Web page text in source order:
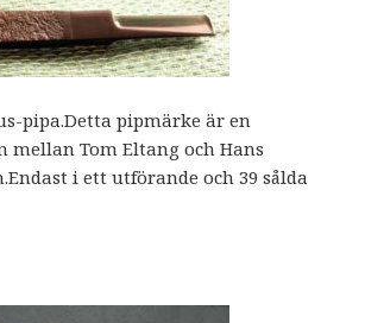
pipa.Detta pipmärke är en
mellan Tom Eltang och Hans
i ett utförande och 39 sålda